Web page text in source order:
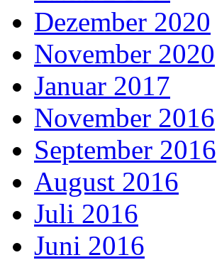
Dezember 2020
November 2020
Januar 2017
November 2016
September 2016
August 2016
Juli 2016
Juni 2016